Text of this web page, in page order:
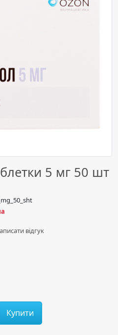
5 мг 50 шт
відгук
Купити